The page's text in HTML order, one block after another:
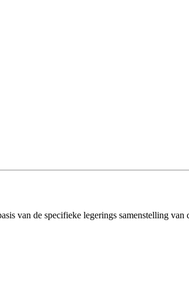
van de specifieke legerings samenstelling van